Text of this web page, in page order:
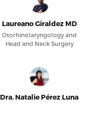
Laureano Giraldez MD
Otorhinolaryngology and
Head and Neck Surgery
Dra. Natalie Pérez Luna